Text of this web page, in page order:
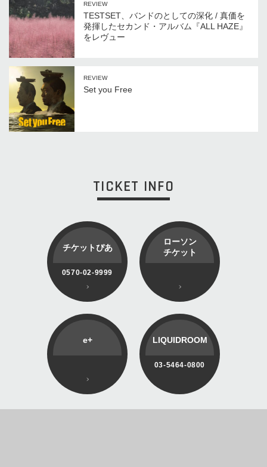
REVIEW
TESTSET、バンドのとしての深化 / 真価を
発揮したセカンド・アルバム『ALL HAZE』
をレヴュー
REVIEW
Set you Free
TICKET INFO
チケットぴあ
0570-02-9999
ローソン
チケット
e+ LIQUIDROOM
03-5464-0800